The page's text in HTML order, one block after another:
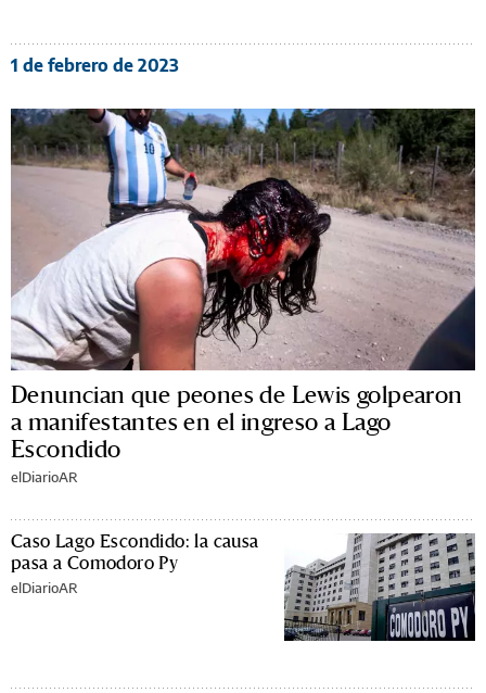
1 de febrero de 2023
Denuncian que peones de Lewis golpearon
a manifestantes en el ingreso a Lago
Escondido
elDiarioAR
Caso Lago Escondido: la causa
pasa a Comodoro Py
elDiarioAR